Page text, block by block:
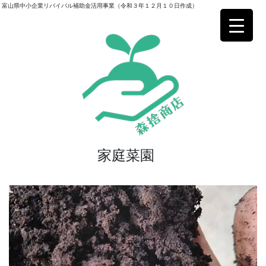
富山県中小企業リバイバル補助金活用事業（令和３年１２月１０日作成）
家庭菜園